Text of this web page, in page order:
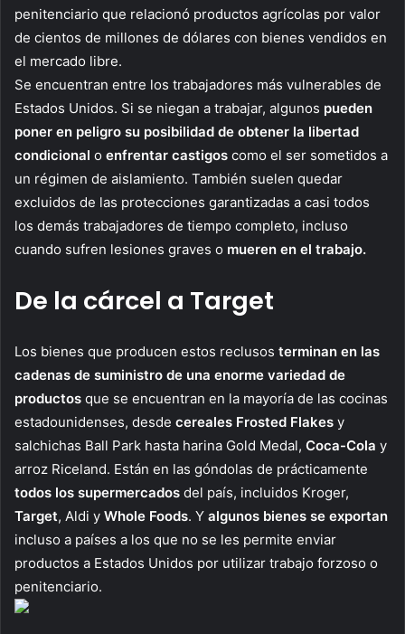
penitenciario que relacionó productos agrícolas por valor
de cientos de millones de dólares con bienes vendidos en
el mercado libre.
Se encuentran entre los trabajadores más vulnerables de
Estados Unidos. Si se niegan a trabajar, algunos pueden
poner en peligro su posibilidad de obtener la libertad
condicional o enfrentar castigos como el ser sometidos a
un régimen de aislamiento. También suelen quedar
excluidos de las protecciones garantizadas a casi todos
los demás trabajadores de tiempo completo, incluso
cuando sufren lesiones graves o mueren en el trabajo.
De la cárcel a Target
Los bienes que producen estos reclusos terminan en las
cadenas de suministro de una enorme variedad de
productos que se encuentran en la mayoría de las cocinas
estadounidenses, desde cereales Frosted Flakes y
salchichas Ball Park hasta harina Gold Medal, Coca-Cola y
arroz Riceland. Están en las góndolas de prácticamente
todos los supermercados del país, incluidos Kroger,
Target, Aldi y Whole Foods. Y algunos bienes se exportan
incluso a países a los que no se les permite enviar
productos a Estados Unidos por utilizar trabajo forzoso o
penitenciario.